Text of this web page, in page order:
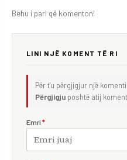
Bëhu i pari që komenton!
LINI NJË KOMENT TË RI
Për t'u përgjigjur një
Përgjigju poshtë atij
Emri *